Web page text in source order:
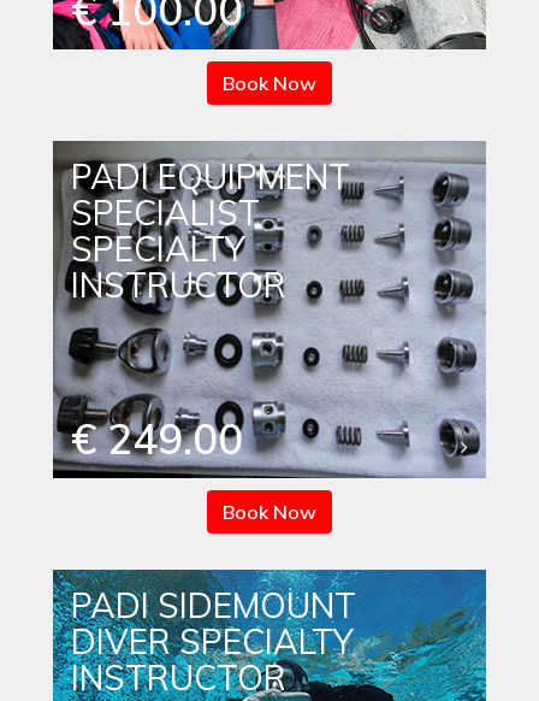
Book Now
PADI EQUIPMENT
SPECIALIST
SPECIALTY
INSTRUCTOR
€ 249.00
Book Now
PADI SIDEMOUNT
DIVER SPECIALTY
INSTRUCTOR